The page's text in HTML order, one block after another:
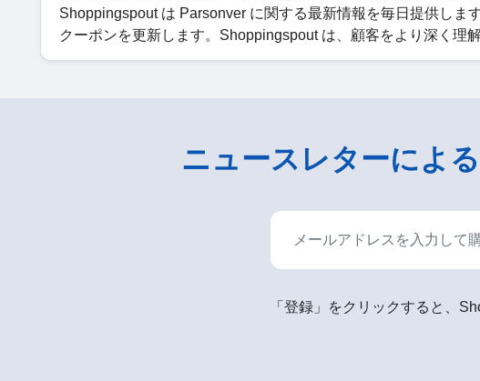
Shoppingspout は Parsonver に関する最新情報を毎日提供しま
クーポンを更新します。Shoppingspout は、顧客をより深く理
ニュースレターによ
「登録」をクリックすると、